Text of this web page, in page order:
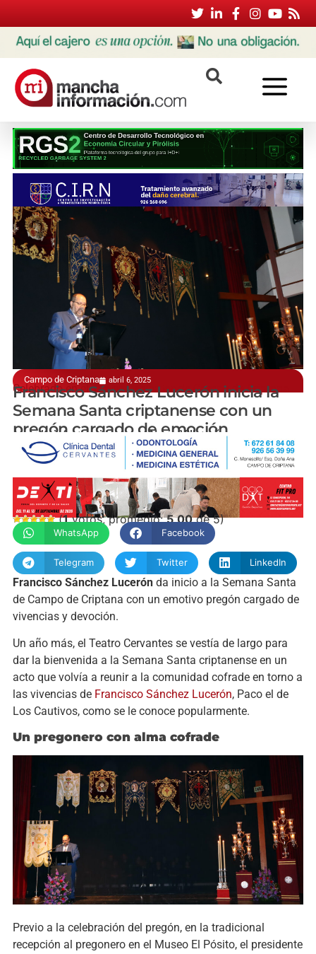
Campo de Criptana abril 6, 2025
Celebrado en el Teatro Cervantes de Campo de Criptana
Francisco Sánchez Lucerón inicia la
Semana Santa criptanense con un
pregón cargado de emoción
manchainformacion.com / Nuria Villacañas
(1votos, promedio:5,00de 5)
WhatsApp Facebook
Telegram Twitter LinkedIn
Francisco Sánchez Lucerónda inicio a la Semana Santa
de Campo de Criptana con un emotivo pregón cargado de
vivencias y devoción.
Un año más, el Teatro Cervantes se vestía de largo para
dar la bienvenida a la Semana Santa criptanense en un
acto que volvía a reunir a la comunidad cofrade en torno a
las vivencias de Francisco Sánchez Lucerón, Paco el de
Los Cautivos, como se le conoce popularmente.
Un pregonero con alma cofrade
Previo a la celebración del pregón, en la tradicional
recepción al pregonero en el Museo El Pósito, el presidente